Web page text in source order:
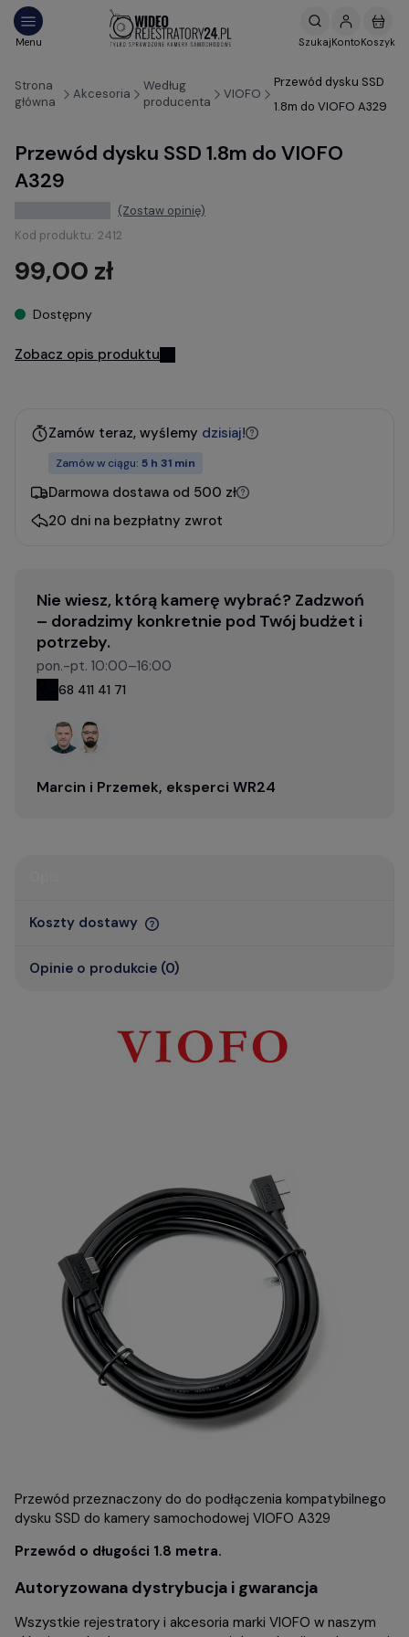
Strona
główna
Akcesoria
Według
producenta
VIOFO
Przewód dysku SSD
1.8m do VIOFO A329
Przewód dysku SSD 1.8m do VIOFO
A329
(Zostaw opinię)
Kod produktu: 2412
99,00 zł
Dostępny
Zobacz opis produktu
Zamów teraz, wyślemy dzisiaj!
Zamów w ciągu: 5 h 31 min
Darmowa dostawa od 500 zł
20 dni na bezpłatny zwrot
Nie wiesz, którą kamerę wybrać? Zadzwoń
– doradzimy konkretnie pod Twój budżet i
potrzeby.
pon.-pt. 10:00–16:00
68 411 41 71
Marcin i Przemek, eksperci WR24
Koszty dostawy
Opinie o produkcie (0)
Przewód przeznaczony do do podłączenia kompatybilnego
dysku SSD do kamery samochodowej VIOFO A329
Przewód o długości 1.8 metra.
Autoryzowana dystrybucja i gwarancja
Wszystkie rejestratory i akcesoria marki VIOFO w naszym